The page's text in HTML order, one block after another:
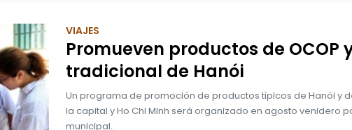
VIAJES
Promueven productos de OCOP
tradicional de Hanói
Un programa de promoción de productos típicos de Hanói y
la capital y Ho Chi Minh será organizado en agosto venidero
municipal.